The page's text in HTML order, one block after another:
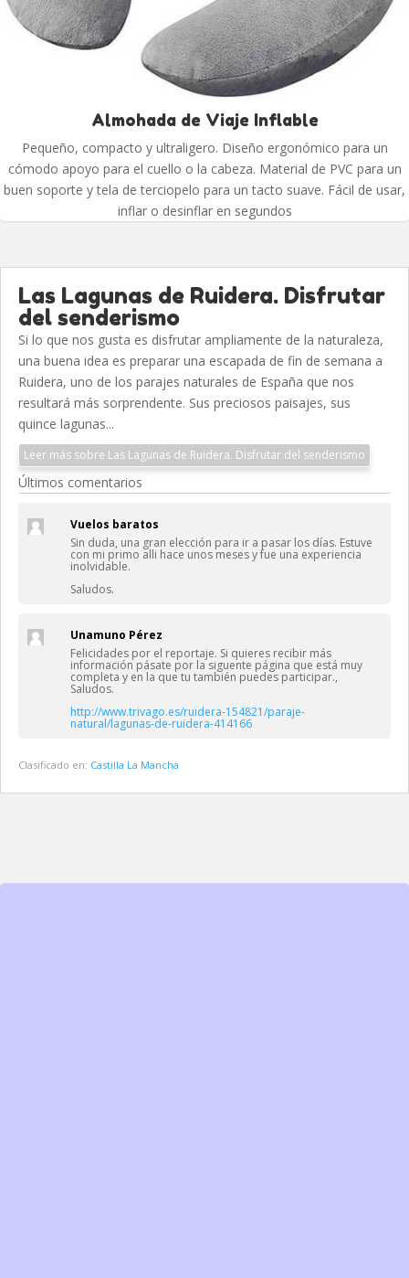
Almohada de Viaje Inflable
Pequeño, compacto y ultraligero. Diseño ergonómico para un
cómodo apoyo para el cuello o la cabeza. Material de PVC para un
buen soporte y tela de terciopelo para un tacto suave. Fácil de usar,
inflar o desinflar en segundos
Las Lagunas de Ruidera. Disfrutar
del senderismo
Si lo que nos gusta es disfrutar ampliamente de la naturaleza,
una buena idea es preparar una escapada de fin de semana a
Ruidera, uno de los parajes naturales de España que nos
resultará más sorprendente. Sus preciosos paisajes, sus
quince lagunas...
Leer más sobre Las Lagunas de Ruidera. Disfrutar del senderismo
Últimos comentarios
Vuelos baratos
Sin duda, una gran elección para ir a pasar los días. Estuve
con mi primo alli hace unos meses y fue una experiencia
inolvidable.
Saludos.
Unamuno Pérez
Felicidades por el reportaje. Si quieres recibir más
información pásate por la siguente página que está muy
completa y en la que tu también puedes participar.,
Saludos.
http://www.trivago.es/ruidera-154821/paraje-
natural/lagunas-de-ruidera-414166
Clasificado en: Castilla La Mancha